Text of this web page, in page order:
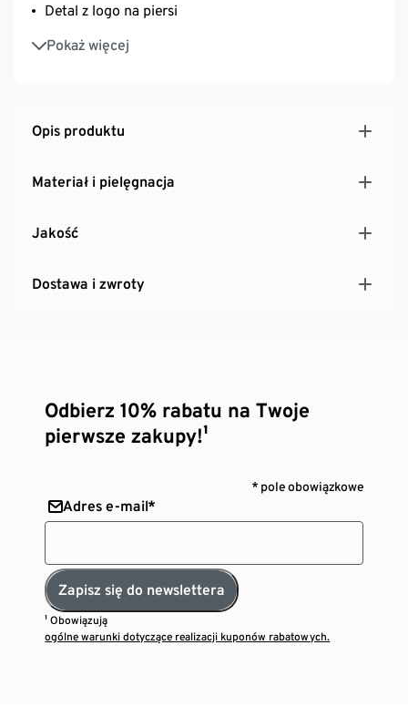
Detal z logo na piersi
Pokaż więcej
Okrągłe wycięcie pod szyją
Opis produktu
Materiał i pielęgnacja
Jakość
Dostawa i zwroty
Odbierz 10% rabatu na Twoje
pierwsze zakupy!¹
* pole obowiązkowe
Adres e-mail*
Zapisz się do newslettera
¹ Obowiązują
ogólne warunki dotyczące realizacji kuponów rabatowych.